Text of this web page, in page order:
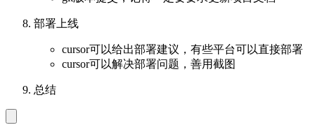
部署上线
cursor可以给出部署建议，有些平台可以直接部署
cursor可以解决部署问题，善用截图
总结